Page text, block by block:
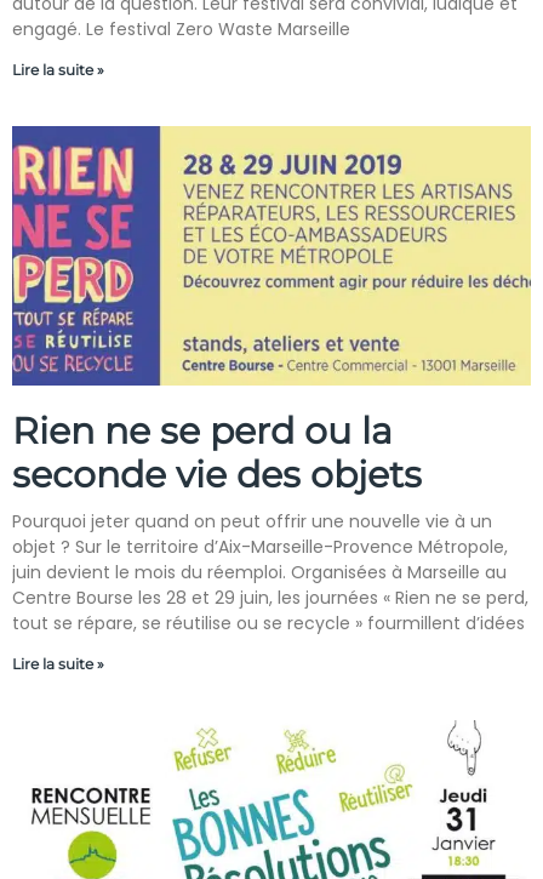
engagé. Le festival Zero Waste Marseille
Lire la suite »
Rien ne se perd ou la
seconde vie des objets
Pourquoi jeter quand on peut offrir une nouvelle vie à un
objet ? Sur le territoire d’Aix-Marseille-Provence Métropole,
juin devient le mois du réemploi. Organisées à Marseille au
Centre Bourse les 28 et 29 juin, les journées « Rien ne se perd,
tout se répare, se réutilise ou se recycle » fourmillent d’idées
Lire la suite »